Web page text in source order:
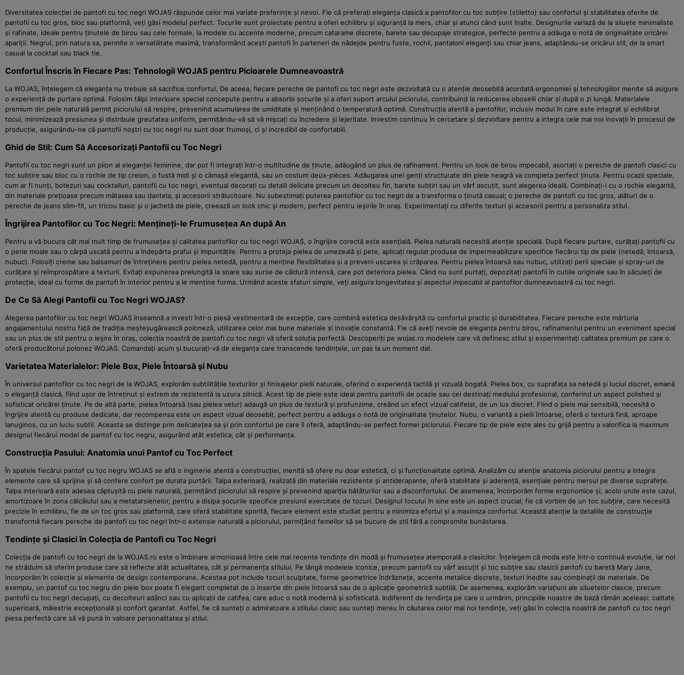
Diversitatea colecției de pantofi cu toc negri WOJAS răspunde celor mai variate preferințe și nevoi. Fie că preferați eleganța clasică a pantofilor cu toc subțire (stiletto) sau confortul și stabilitatea oferite de
pantofii cu toc gros, bloc sau platformă, veți găsi modelul perfect. Tocurile sunt proiectate pentru a oferi echilibru și siguranță la mers, chiar și atunci când sunt înalte. Designurile variază de la siluete minimaliste
și rafinate, ideale pentru ținutele de birou sau cele formale, la modele cu accente moderne, precum catarame discrete, barete sau decupaje strategice, perfecte pentru a adăuga o notă de originalitate oricărei
apariții. Negrul, prin natura sa, permite o versatilitate maximă, transformând acești pantofi în parteneri de nădejde pentru fuste, rochii, pantaloni eleganți sau chiar jeans, adaptându-se oricărui stil, de la smart
casual la cocktail sau black tie.
Confortul Înscris în Fiecare Pas: Tehnologii WOJAS pentru Picioarele Dumneavoastră
La WOJAS, înțelegem că eleganța nu trebuie să sacrifice confortul. De aceea, fiecare pereche de pantofi cu toc negri este dezvoltată cu o atenție deosebită acordată ergonomiei și tehnologiilor menite să asigure
o experiență de purtare optimă. Folosim tălpi interioare special concepute pentru a absorbi șocurile și a oferi suport arcului piciorului, contribuind la reducerea oboselii chiar și după o zi lungă. Materialele
premium din piele naturală permit piciorului să respire, prevenind acumularea de umiditate și menținând o temperatură optimă. Construcția atentă a pantofilor, inclusiv modul în care este integrat și echilibrat
tocul, minimizează presiunea și distribuie greutatea uniform, permițându-vă să vă mișcați cu încredere și lejeritate. Investim continuu în cercetare și dezvoltare pentru a integra cele mai noi inovații în procesul de
producție, asigurându-ne că pantofii noștri cu toc negri nu sunt doar frumoși, ci și incredibil de confortabili.
Ghid de Stil: Cum Să Accesorizați Pantofii cu Toc Negri
Pantofii cu toc negri sunt un pilon al eleganței feminine, dar pot fi integrați într-o multitudine de ținute, adăugând un plus de rafinament. Pentru un look de birou impecabil, asortați o pereche de pantofi clasici cu
toc subțire sau bloc cu o rochie de tip creion, o fustă midi și o cămașă elegantă, sau un costum deux-pièces. Adăugarea unei genți structurate din piele neagră va completa perfect ținuta. Pentru ocazii speciale,
cum ar fi nunți, botezuri sau cocktailuri, pantofii cu toc negri, eventual decorați cu detalii delicate precum un decolteu fin, barete subțiri sau un vârf ascuțit, sunt alegerea ideală. Combinați-i cu o rochie elegantă,
din materiale prețioase precum mătasea sau dantela, și accesorii strălucitoare. Nu subestimați puterea pantofilor cu toc negri de a transforma o ținută casual; o pereche de pantofi cu toc gros, alături de o
pereche de jeans slim-fit, un tricou basic și o jachetă de piele, creează un look chic și modern, perfect pentru ieșirile în oraș. Experimentați cu diferite texturi și accesorii pentru a personaliza stilul.
Îngrijirea Pantofilor cu Toc Negri: Mențineți-le Frumusețea An după An
Pentru a vă bucura cât mai mult timp de frumusețea și calitatea pantofilor cu toc negri WOJAS, o îngrijire corectă este esențială. Pielea naturală necesită atenție specială. După fiecare purtare, curățați pantofii cu
o perie moale sau o cârpă uscată pentru a îndepărta praful și impuritățile. Pentru a proteja pielea de umezeală și pete, aplicați regulat produse de impermeabilizare specifice fiecărui tip de piele (netedă, întoarsă,
nubuc). Folosiți creme sau balsamuri de întreținere pentru pielea netedă, pentru a menține flexibilitatea și a preveni uscarea și crăparea. Pentru pielea întoarsă sau nubuc, utilizați perii speciale și spray-uri de
curățare și reîmprospătare a texturii. Evitați expunerea prelungită la soare sau surse de căldură intensă, care pot deteriora pielea. Când nu sunt purtați, depozitați pantofii în cutiile originale sau în săculeți de
protecție, ideal cu forme de pantofi în interior pentru a le menține forma. Urmând aceste sfaturi simple, veți asigura longevitatea și aspectul impecabil al pantofilor dumneavoastră cu toc negri.
De Ce Să Alegi Pantofii cu Toc Negri WOJAS?
Alegerea pantofilor cu toc negri WOJAS înseamnă a investi într-o piesă vestimentară de excepție, care combină estetica desăvârșită cu confortul practic și durabilitatea. Fiecare pereche este mărturia
angajamentului nostru față de tradiția meșteșugărească poloneză, utilizarea celor mai bune materiale și inovație constantă. Fie că aveți nevoie de eleganța pentru birou, rafinamentul pentru un eveniment special
sau un plus de stil pentru o ieșire în oraș, colecția noastră de pantofi cu toc negri vă oferă soluția perfectă. Descoperiți pe wojas.ro modelele care vă definesc stilul și experimentați calitatea premium pe care o
oferă producătorul polonez WOJAS. Comandați acum și bucurați-vă de eleganța care transcende tendințele, un pas la un moment dat.
Varietatea Materialelor: Piele Box, Piele Întoarsă și Nubu
În universul pantofilor cu toc negri de la WOJAS, explorăm subtilitățile texturilor și finisajelor pielii naturale, oferind o experiență tactilă și vizuală bogată. Pielea box, cu suprafața sa netedă și luciul discret, emană
o eleganță clasică, fiind ușor de întreținut și extrem de rezistentă la uzura zilnică. Acest tip de piele este ideal pentru pantofii de ocazie sau cei destinați mediului profesional, conferind un aspect polished și
sofisticat oricărei ținute. Pe de altă parte, pielea întoarsă (sau pielea velur) adaugă un plus de textură și profunzime, creând un efect vizual catifelat, de un lux discret. Fiind o piele mai sensibilă, necesită o
îngrijire atentă cu produse dedicate, dar recompensa este un aspect vizual deosebit, perfect pentru a adăuga o notă de originalitate ținutelor. Nubu, o variantă a pielii întoarse, oferă o textură fină, aproape
lanuginos, cu un luciu subtil. Aceasta se distinge prin delicatețea sa și prin confortul pe care îl oferă, adaptându-se perfect formei piciorului. Fiecare tip de piele este ales cu grijă pentru a valorifica la maximum
designul fiecărui model de pantof cu toc negru, asigurând atât estetica, cât și performanța.
Construcția Pasului: Anatomia unui Pantof cu Toc Perfect
În spatele fiecărui pantof cu toc negru WOJAS se află o inginerie atentă a construcției, menită să ofere nu doar estetică, ci și funcționalitate optimă. Analizăm cu atenție anatomia piciorului pentru a integra
elemente care să sprijine și să confere confort pe durata purtării. Talpa exterioară, realizată din materiale rezistente și antiderapante, oferă stabilitate și aderență, esențiale pentru mersul pe diverse suprafețe.
Talpa interioară este adesea căptușită cu piele naturală, permițând piciorului să respire și prevenind apariția bătăturilor sau a disconfortului. De asemenea, încorporăm forme ergonomice și, acolo unde este cazul,
amortizoare în zona călcâiului sau a metatarsienelor, pentru a disipa șocurile specifice presiunii exercitate de tocuri. Designul tocului în sine este un aspect crucial; fie că vorbim de un toc subțire, care necesită
precizie în echilibru, fie de un toc gros sau platformă, care oferă stabilitate sporită, fiecare element este studiat pentru a minimiza efortul și a maximiza confortul. Această atenție la detaliile de construcție
transformă fiecare pereche de pantofi cu toc negri într-o extensie naturală a piciorului, permițând femeilor să se bucure de stil fără a compromite bunăstarea.
Tendințe și Clasici în Colecția de Pantofi cu Toc Negri
Colecția de pantofi cu toc negri de la WOJAS.ro este o îmbinare armonioasă între cele mai recente tendințe din modă și frumusețea atemporală a clasicilor. Înțelegem că moda este într-o continuă evoluție, iar noi
ne străduim să oferim produse care să reflecte atât actualitatea, cât și permanența stilului. Pe lângă modelele iconice, precum pantofii cu vârf ascuțit și toc subțire sau clasicii pantofi cu baretă Mary Jane,
incorporăm în colecție și elemente de design contemporane. Acestea pot include tocuri sculptate, forme geometrice îndrăznețe, accente metalice discrete, texturi inedite sau combinații de materiale. De
exemplu, un pantof cu toc negru din piele box poate fi elegant completat de o inserție din piele întoarsă sau de o aplicație geometrică subtilă. De asemenea, explorăm variațiuni ale siluetelor clasice, precum
pantofii cu toc negri decupați, cu decolteuri adânci sau cu aplicații de catifea, care aduc o notă modernă și sofisticată. Indiferent de tendința pe care o urmărim, principiile noastre de bază rămân aceleași: calitate
superioară, măiestrie excepțională și confort garantat. Astfel, fie că sunteți o admiratoare a stilului clasic sau sunteți mereu în căutarea celor mai noi tendințe, veți găsi în colecția noastră de pantofi cu toc negri
piesa perfectă care să vă pună în valoare personalitatea și stilul.